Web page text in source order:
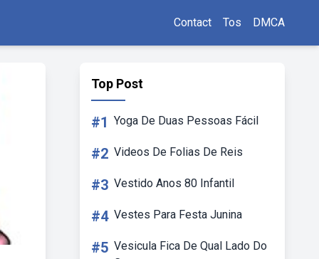
Contact Tos DMCA
Top Post
#1 Yoga De Duas Pessoas Fácil
#2 Videos De Folias De Reis
#3 Vestido Anos 80 Infantil
#4 Vestes Para Festa Junina
#5 Vesicula Fica De Qual Lado Do